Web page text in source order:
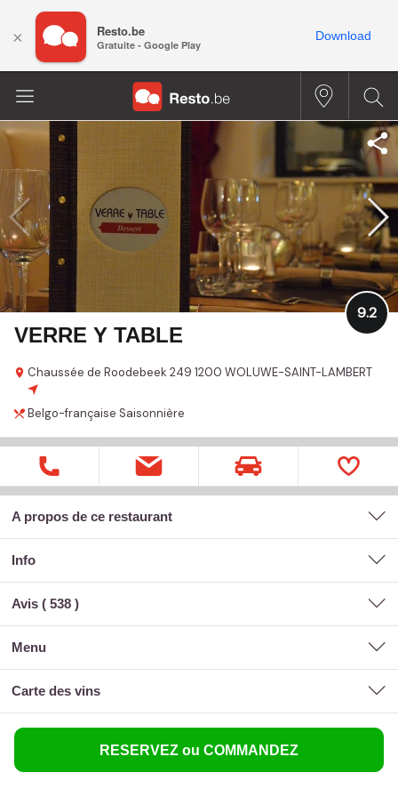
VERRE Y TABLE
Chaussée de Roodebeek 249 1200 WOLUWE-SAINT-LAMBERT
9.2
Belgo-française Saisonnière
A propos de ce restaurant
Info
Avis ( 538 )
menu
carte des vins
RESERVEZ ou COMMANDEZ
× Resto.be
Gratuite - Google Play
Download